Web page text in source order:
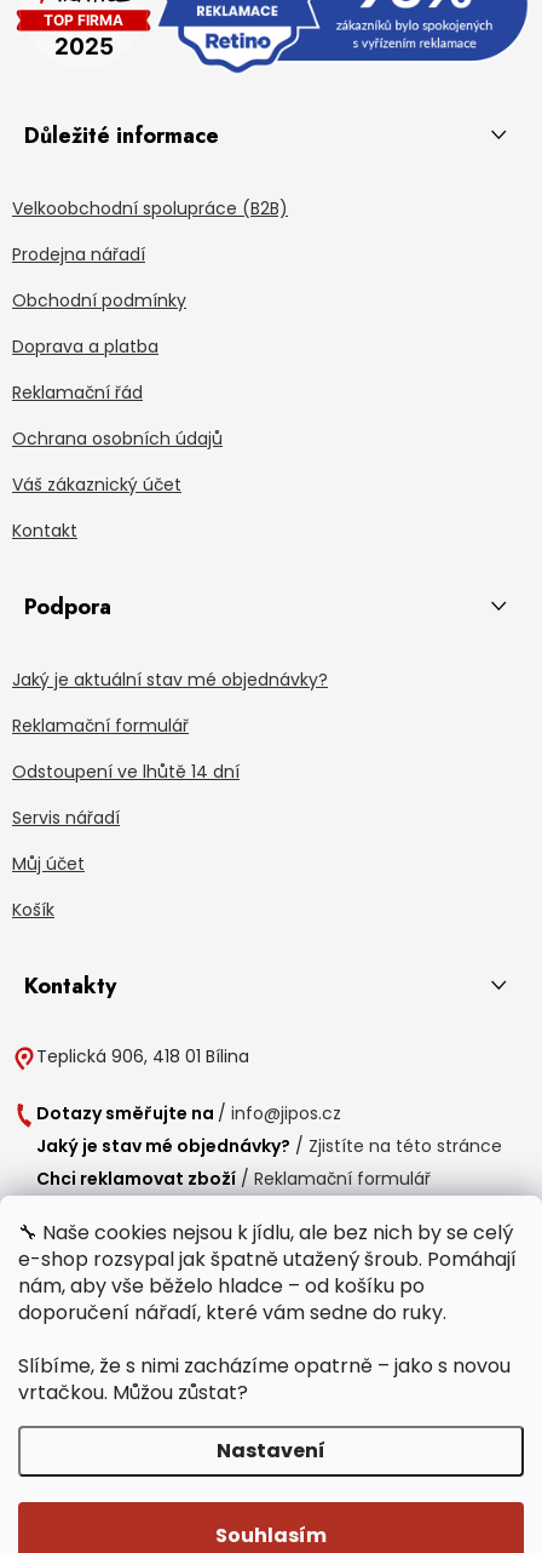
🔧 Naše cookies nejsou k jídlu, ale bez nich by se celý
e-shop rozsypal jak špatně utažený šroub. Pomáhají
nám, aby vše běželo hladce – od košíku po
doporučení nářadí, které vám sedne do ruky.
Slíbíme, že s nimi zacházíme opatrně – jako s novou
vrtačkou. Můžou zůstat?
Nastavení
Souhlasím
Důležité informace
Velkoobchodní spolupráce (B2B)
Prodejna nářadí
Obchodní podmínky
Doprava a platba
Reklamační řád
Ochrana osobních údajů
Váš zákaznický účet
Kontakt
Podpora
Jaký je aktuální stav mé objednávky?
Reklamační formulář
Odstoupení ve lhůtě 14 dní
Servis nářadí
Můj účet
Košík
Kontakty
Teplická 906, 418 01 Bílina
Dotazy směřujte na / info@jipos.cz
Jaký je stav mé objednávky? / Zjistíte na této stránce
Chci reklamovat zboží / Reklamační formulář
Provozní doba
Po-Čt / 8:00 - 15:00
Polední přestávka /11:00 - 11:30
Běží na Shoptet Premium/Webdesign mi-ma.cz
Copyright 2026Jipos.cz. Všechna práva vyhrazena.Upravit nastavení
cookies